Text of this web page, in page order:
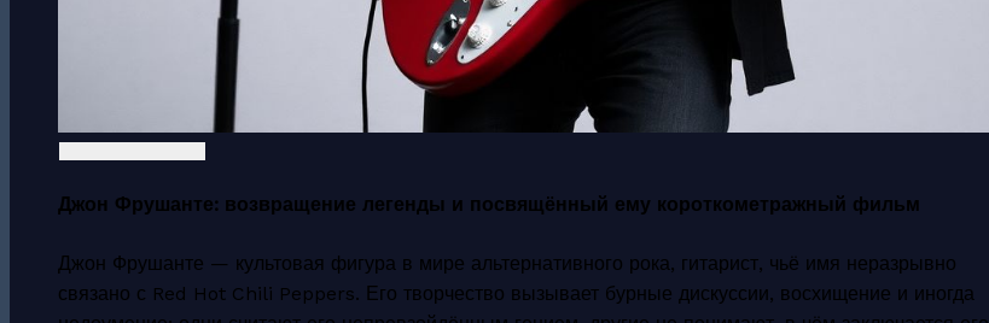
Джон Фрушанте: возвращение легенды и посвящённый ему короткометражный фильм
Джон Фрушанте — культовая фигура в мире альтернативного рока, гитарист, чьё имя неразрывно
связано с Red Hot Chili Peppers. Его творчество вызывает бурные дискуссии, восхищение и иногда